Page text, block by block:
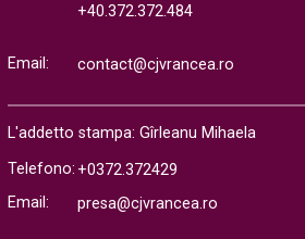
+40.372.372.484
Email: contact@cjvrancea.ro
L'addetto stampa: Gîrleanu Mihaela
Telefono: +0372.372429
Email:
presa@cjvrancea.ro